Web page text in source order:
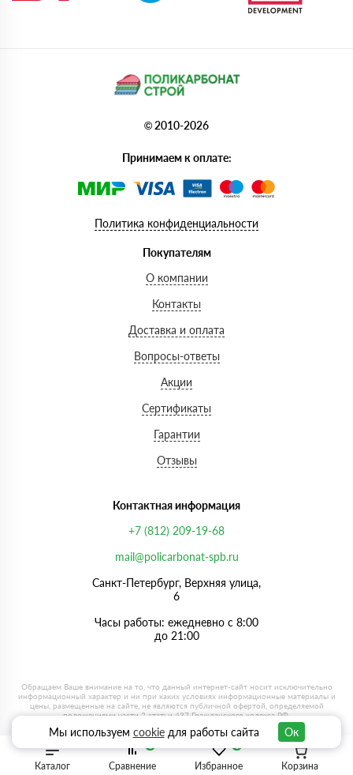
Каталог Избранное
Сравнение Корзина
© 2010-2026
Принимаем к оплате:
Политика конфиденциальности
Покупателям
О компании
Контакты
Доставка и оплата
Вопросы-ответы
Акции
Сертификаты
Гарантии
Отзывы
Контактная информация
+7 (812) 209-19-68
mail@policarbonat-spb.ru
Санкт-Петербург, Верхняя улица,
6
Часы работы: ежедневно с 8:00
до 21:00
Мы используем cookieдля работы сайта Ок